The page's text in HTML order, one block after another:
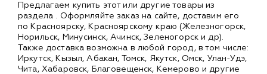
Предлагаем купить этот или другие товары из
раздела . Оформляйте заказ на сайте, доставим его
по Красноярску, Красноярскому краю (Железногорск,
Норильск, Минусинск, Ачинск, Зеленогорск и др).
Также доставка возможна в любой город, в том числе:
Иркутск, Кызыл, Абакан, Томск, Якутск, Омск, Улан-Удэ,
Чита, Хабаровск, Благовещенск, Кемерово и другие